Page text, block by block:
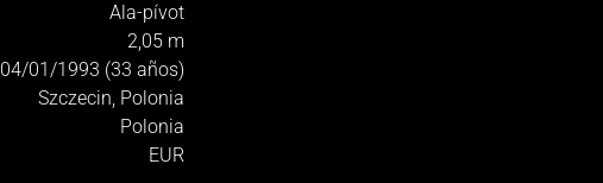
Ala-pívot
2,05 m
04/01/1993 (33 años)
Szczecin, Polonia
Polonia
EUR